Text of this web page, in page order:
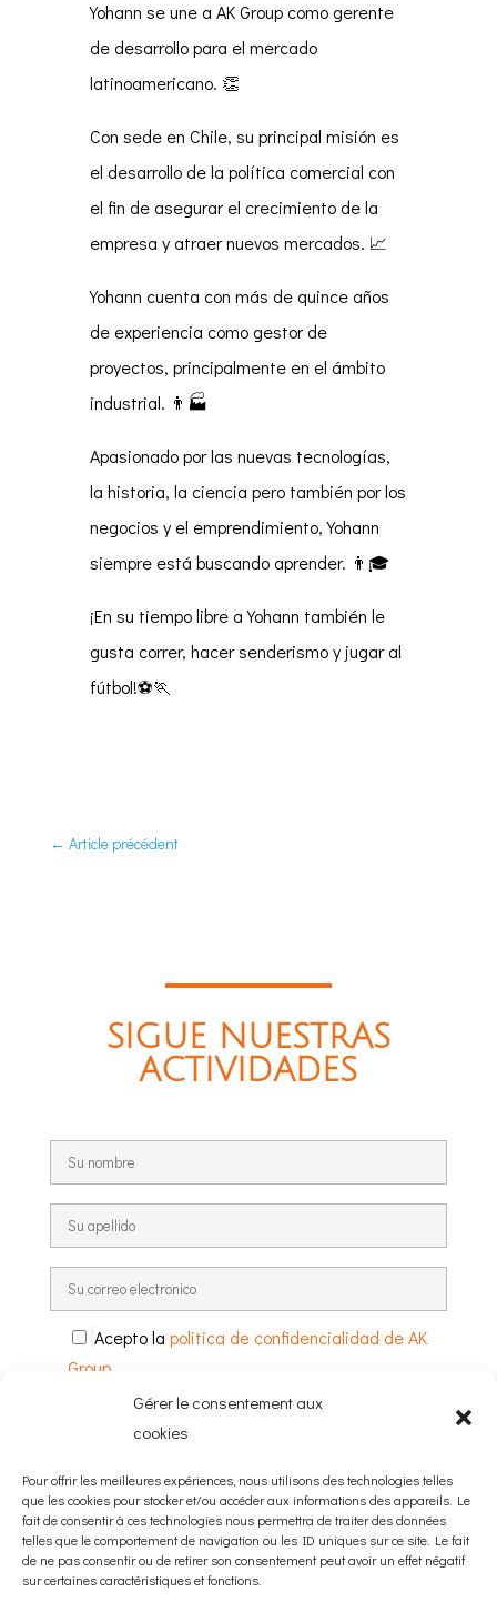
Gérer le consentement aux
cookies
Pour offrir les meilleures expériences, nous utilisons des technologies telles
que les cookies pour stocker et/ou accéder aux informations des appareils. Le
fait de consentir à ces technologies nous permettra de traiter des données
telles que le comportement de navigation ou les ID uniques sur ce site. Le fait
de ne pas consentir ou de retirer son consentement peut avoir un effet négatif
sur certaines caractéristiques et fonctions.
Yohann se une a AK Group como gerente
de desarrollo para el mercado
latinoamericano. 👏
Con sede en Chile, su principal misión es
el desarrollo de la política comercial con
el fin de asegurar el crecimiento de la
empresa y atraer nuevos mercados. 📈
Yohann cuenta con más de quince años
de experiencia como gestor de
proyectos, principalmente en el ámbito
industrial. 👨🏭
Apasionado por las nuevas tecnologías,
la historia, la ciencia pero también por los
negocios y el emprendimiento, Yohann
siempre está buscando aprender. 👨🎓
¡En su tiempo libre a Yohann también le
gusta correr, hacer senderismo y jugar al
fútbol!⚽🏃
← Article précédent
SIGUE NUESTRAS
ACTIVIDADES
Acepto la politica de confidencialidad de AK
Group